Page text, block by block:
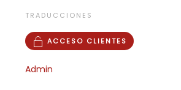
TRADUCCIONES
ACCESO CLIENTES
Admin